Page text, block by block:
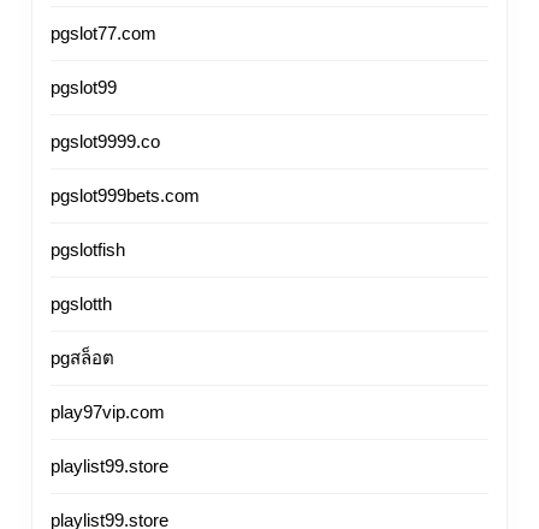
pgslot77.com
pgslot99
pgslot9999.co
pgslot999bets.com
pgslotfish
pgslotth
pgสล็อต
play97vip.com
playlist99.store
playlist99.store